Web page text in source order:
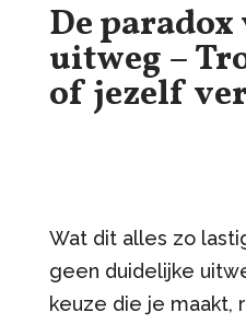
De paradox
uitweg –
of jezelf
Wat dit alles zo
geen duidelijke
keuze die je maakt,